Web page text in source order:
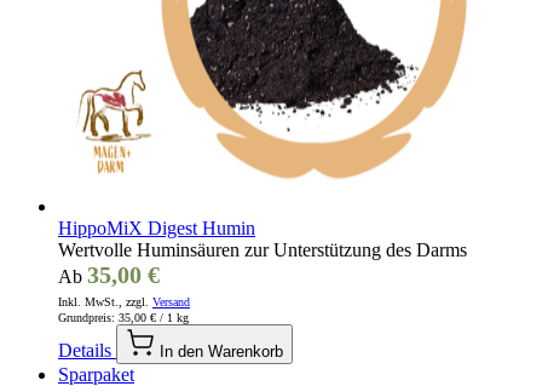
HippoMiX Digest Humin
Wertvolle Huminsäuren zur Unterstützung des Darms
Ab 35,00 €
Inkl. MwSt., zzgl. Versand
Grundpreis: 35,00 € / 1 kg
Details In den Warenkorb
Sparpaket